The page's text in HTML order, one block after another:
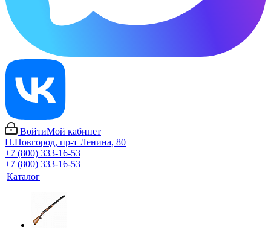
ВойтиМой кабинет
Н.Новгород, пр-т Ленина, 80
+7 (800) 333-16-53
+7 (800) 333-16-53
Каталог